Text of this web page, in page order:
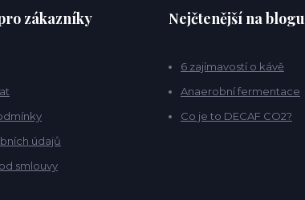
zákazníky
údajů
smlouvy
Nejčtenější na blogu
6 zajímavostí o kávě
Anaerobní fermentace
Co je to DECAF CO2?